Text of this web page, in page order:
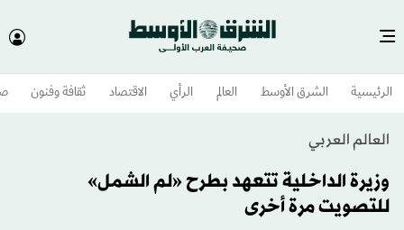
الرئيسية الشرق الأوسط​ العالم الرأي الاقتصاد ثقافة وفنون
العالم العربي
وزيرة الداخلية تتعهد بطرح «لم الشمل»
للتصويت مرة أخرى